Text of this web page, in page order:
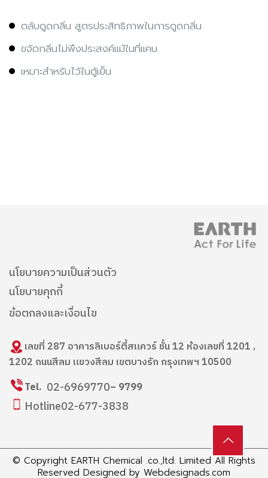
ตลับดูดกลิ่น สูตรประสิทธิภาพในการดูดกลิ่น
ขจัดกลิ่นไม่พึงประสงค์แม้ในที่แคบ
เหมาะสำหรับไว้ในตู้เย็น
นโยบายความเป็นส่วนตัว
นโยบายคุกกี้
ข้อตกลงและเงื่อนไข
เลขที่ 287 อาคารลิเบอร์ตี้สแควร์ ชั้น 12 ห้องเลขที่ 1201 ,
1202 ถนนสีลม แขวงสีลม เขตบางรัก กรุงเทพฯ 10500
Tel. 02-6969770– 9799
Hotline02-677-3838
© Copyright EARTH Chemical .co.,ltd. Limited All Rights
Reserved Designed by Webdesignads.com